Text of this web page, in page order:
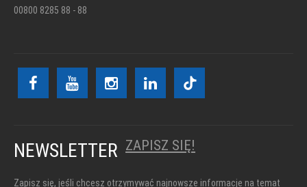
00800 8285 88 - 88
NEWSLETTER ZAPISZ SIĘ!
Zapisz się, jeśli chcesz otrzymywać najnowsze informacje na temat